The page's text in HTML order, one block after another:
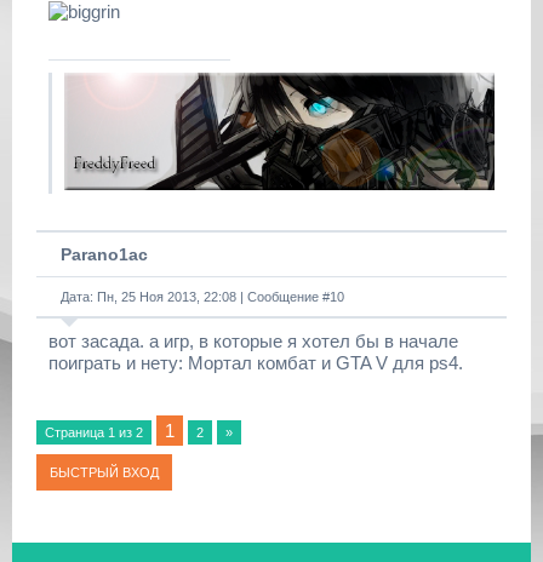
Parano1ac
Дата: Пн, 25 Ноя 2013, 22:08 | Сообщение #10
вот засада. а игр, в которые я хотел бы в начале
поиграть и нету: Мортал комбат и GTA V для ps4.
Страница 1 из 2 1 2 »